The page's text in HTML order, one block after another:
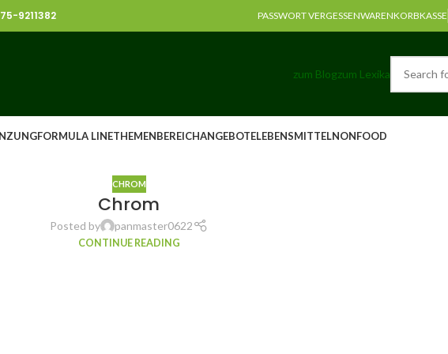
9211382 PASSWORT VERGESSENWARENKORBKASSE
zum Blogzum Lexika
FORMULA LINETHEMENBEREICHANGEBOTELEBENSMITTELNONFOOD
CHROM
Chrom
Posted by panmaster0622
CONTINUE READING